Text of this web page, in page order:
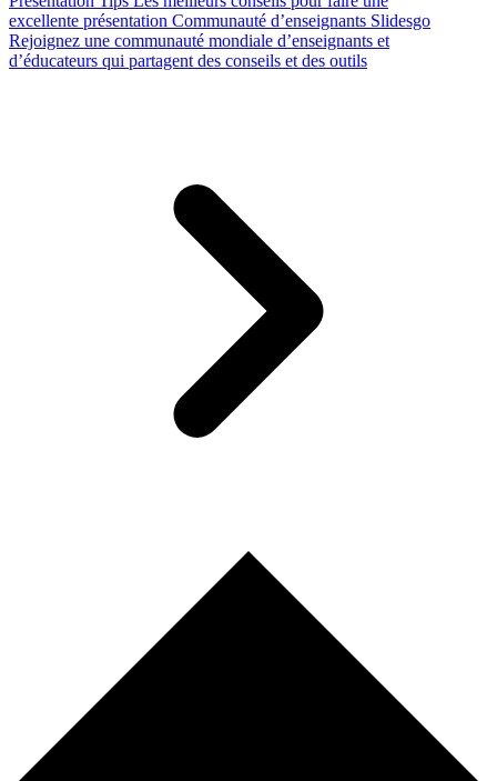
excellente présentation Communauté d’enseignants Slidesgo
Rejoignez une communauté mondiale d’enseignants et
d’éducateurs qui partagent des conseils et des outils